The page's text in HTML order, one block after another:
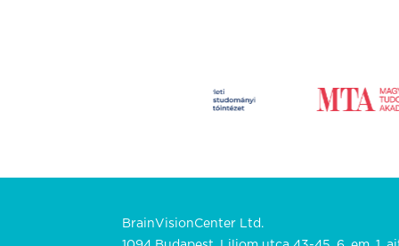
BrainVisionCenter Ltd.